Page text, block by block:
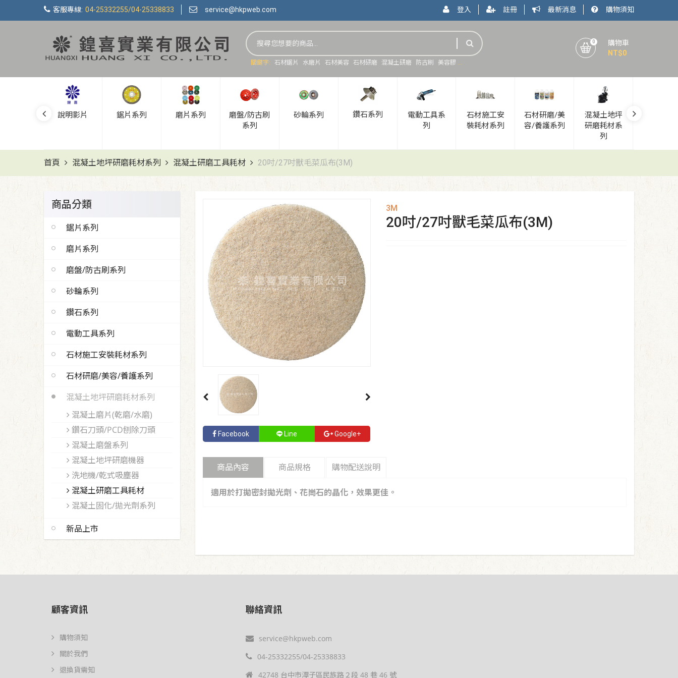
客服專線: 04-25332255/04-25338833 service@hkpweb.com 登入 註冊 最新消息 購物須知
關鍵字: 石材鋸片 水磨片 石材美容 石材研磨 混凝土研磨 防古刷 美容膠 石材加工廠
0
購物車
NT$0
說明影片 鋸片系列 磨片系列
磨盤/防古刷
系列
砂輪系列 鑽石系列
電動工具系
列
石材施工安
裝耗材系列
石材研磨/美
容/養護系列
混凝土地坪
研磨耗材系
列
首頁 混凝土地坪研磨耗材系列 混凝土研磨工具耗材 20吋/27吋獸毛菜瓜布(3M)
商品分類
鋸片系列
磨片系列
磨盤/防古刷系列
砂輪系列
鑽石系列
電動工具系列
石材施工安裝耗材系列
石材研磨/美容/養護系列
混凝土地坪研磨耗材系列
混凝土磨片(乾磨/水磨)
鑽石刀頭/PCD刨除刀頭
混凝土磨盤系列
混凝土地坪研磨機器
洗地機/乾式吸塵器
混凝土研磨工具耗材
混凝土固化/拋光劑系列
新品上市
Facebook Line Google+
3M
20吋/27吋獸毛菜瓜布(3M)
商品內容 商品規格 購物配送說明
適用於打拋密封拋光劑、花崗石的晶化，效果更佳。
顧客資訊
購物須知
關於我們
退換貨需知
聯絡資訊
service@hkpweb.com
04-25332255/04-25338833
42748 台中市潭子區民族路２段 48 巷 46 號